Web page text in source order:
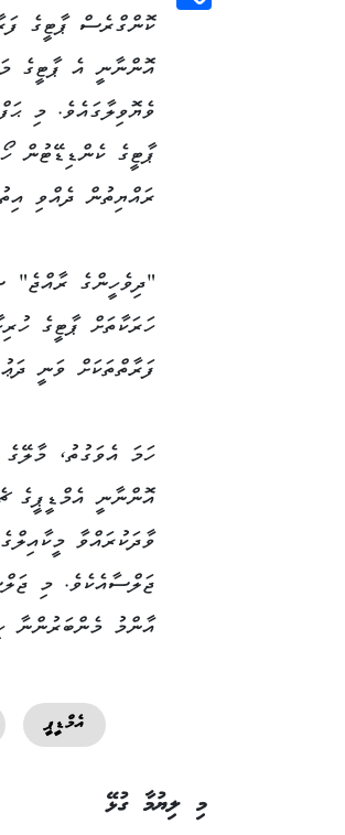
Copy
Link
ކޮންގްރެސް ޕާޓީގެ
އޮންނާނީ އެ ޕާޓީގެ
ވެޔޮވިލާގައެވެ. މި
ޕާޓީގެ ކެންޑިޑޭޓުން
ރައްޔިތުން ދެއްވި
"ދިވެހީންގެ ރާއްޖެ"
ހަރަކާތަށް ޕާޓީގެ
ފަރާތްތަކަށް ވަނީ
ހަމަ އެވަގުތު،
އޮންނާނީ އެމްޑީޕީގެ
ވާދަކުރައްވާ
ޖަލްސާއެކެވެ. މި
އާންމު މެންބަރުންނާ
އެމްޑީޕީ
މި ލިޔުމާ ގުޅޭ